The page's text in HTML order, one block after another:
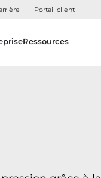
Portail client
Ressources